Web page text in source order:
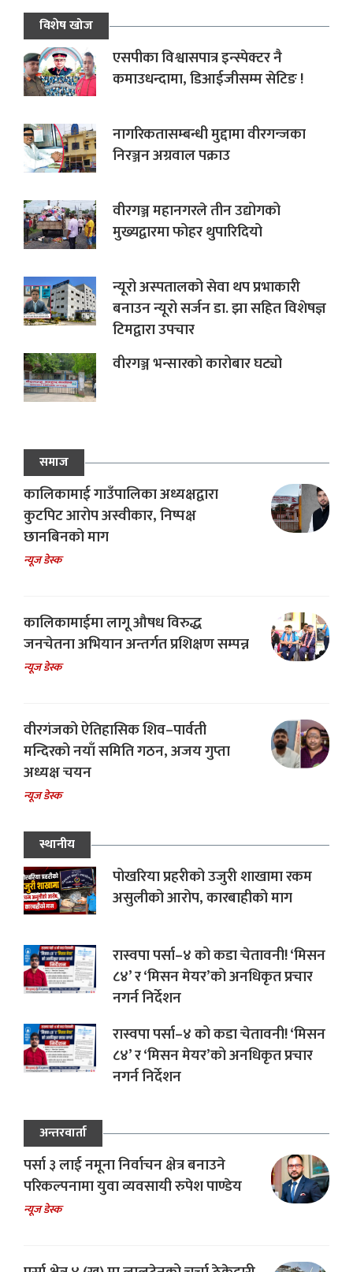
विशेष खोज
एसपीका विश्वासपात्र इन्स्पेक्टर नै
कमाउधन्दामा, डिआईजीसम्म सेटिङ !
नागरिकतासम्बन्धी मुद्दामा वीरगन्जका
निरञ्जन अग्रवाल पक्राउ
वीरगञ्ज महानगरले तीन उद्योगको
मुख्यद्वारमा फोहर थुपारिदियो
न्यूरो अस्पतालको सेवा थप प्रभाकारी
बनाउन न्यूरो सर्जन डा. झा सहित विशेषज्ञ
टिमद्वारा उपचार
वीरगञ्ज भन्सारको कारोबार घट्यो
समाज
कालिकामाई गाउँपालिका अध्यक्षद्वारा
कुटपिट आरोप अस्वीकार, निष्पक्ष
छानबिनको माग
न्यूज डेस्क
कालिकामाईमा लागू औषध विरुद्ध
जनचेतना अभियान अन्तर्गत प्रशिक्षण सम्पन्न
न्यूज डेस्क
वीरगंजको ऐतिहासिक शिव–पार्वती
मन्दिरको नयाँ समिति गठन, अजय गुप्ता
अध्यक्ष चयन
न्यूज डेस्क
स्थानीय
पोखरिया प्रहरीको उजुरी शाखामा रकम
असुलीको आरोप, कारबाहीको माग
रास्वपा पर्सा–४ को कडा चेतावनी! ‘मिसन
८४’ र ‘मिसन मेयर’को अनधिकृत प्रचार
नगर्न निर्देशन
रास्वपा पर्सा–४ को कडा चेतावनी! ‘मिसन
८४’ र ‘मिसन मेयर’को अनधिकृत प्रचार
नगर्न निर्देशन
अन्तरवार्ता
पर्सा ३ लाई नमूना निर्वाचन क्षेत्र बनाउने
परिकल्पनामा युवा व्यवसायी रुपेश पाण्डेय
न्यूज डेस्क